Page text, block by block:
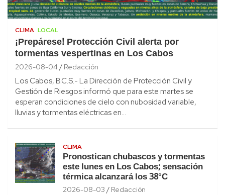
CLIMA LOCAL
¡Prepárese! Protección Civil alerta por
tormentas vespertinas en Los Cabos
2026-08-04 Redacción
Los Cabos, B.C.S.- La Dirección de Protección Civil y
Gestión de Riesgos informó que para este martes se
esperan condiciones de cielo con nubosidad variable,
lluvias y tormentas eléctricas en…
CLIMA
Pronostican chubascos y tormentas
este lunes en Los Cabos; sensación
térmica alcanzará los 38°C
2026-08-03 Redacción